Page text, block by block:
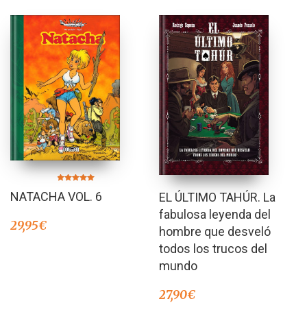
5.00
de 5
NATACHA VOL. 6
29,95€
EL ÚLTIMO TAHÚR. La
fabulosa leyenda del
hombre que desveló
todos los trucos del
mundo
27,90€